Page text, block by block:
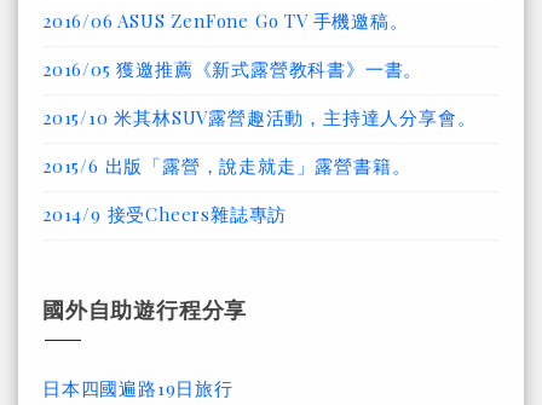
2016/06 ASUS ZenFone Go TV 手機邀稿。
2016/05 獲邀推薦《新式露營教科書》一書。
2015/10 米其林SUV露營趣活動，主持達人分享會。
2015/6 出版「露營，說走就走」露營書籍。
2014/9 接受Cheers雜誌專訪
國外自助遊行程分享
日本四國遍路19日旅行